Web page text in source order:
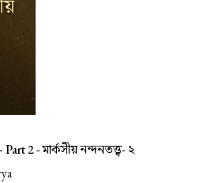
Part 2 -মার্কসীয় নন্দনতত্ত্ব- ২